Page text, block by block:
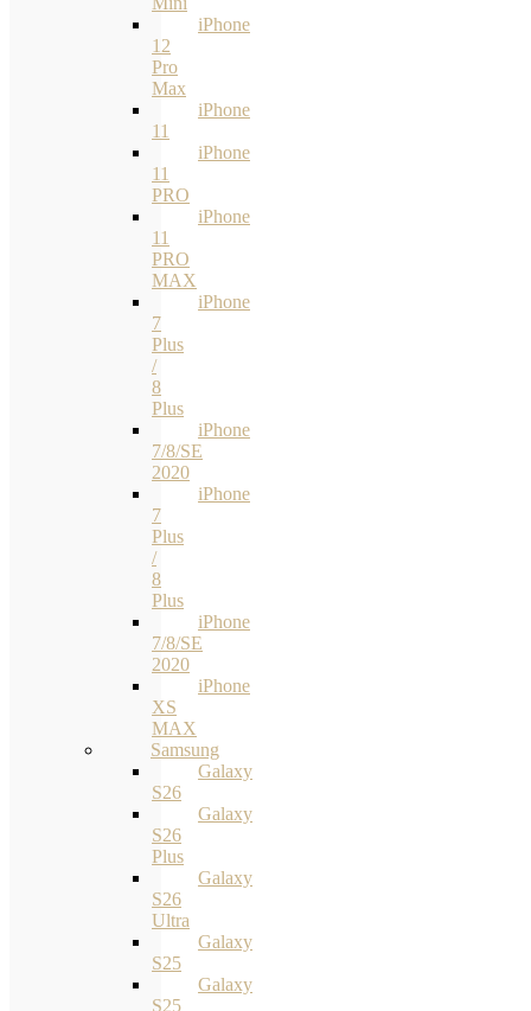
iPhone
12
Pro
Max
iPhone
11
iPhone
11
PRO
iPhone
11
PRO
MAX
iPhone
7
Plus
/
8
Plus
iPhone
7/8/SE
2020
iPhone
7
Plus
/
8
Plus
iPhone
7/8/SE
2020
iPhone
XS
MAX
Samsung
Galaxy
S26
Galaxy
S26
Plus
Galaxy
S26
Ultra
Galaxy
S25
Galaxy
S25